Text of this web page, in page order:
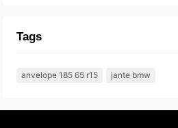
Tags
anvelope 185 65 r15 jante bmw